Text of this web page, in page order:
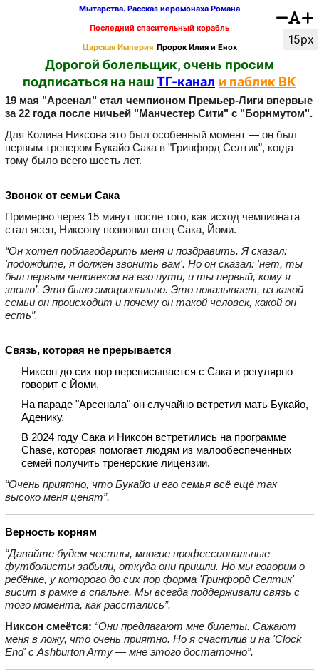
15px
Мытарства. Рассказ иеромонаха Романа
Последний спасительный корабль
Царская Империя Пророк Илия и Енох
Дорогой болельщик, очень просим
подписаться на нашТГ-канал и паблик ВК
19 мая "Арсенал" стал чемпионом Премьер‑Лиги впервые
за 22 года после ничьей "Манчестер Сити" с "Борнмутом".
Для Колина Никсона это был особенный момент — он был
первым тренером Букайо Сака в "Гринфорд Селтик", когда
тому было всего шесть лет.
Звонок от семьи Сака
Примерно через 15 минут после того, как исход чемпионата
стал ясен, Никсону позвонил отец Сака, Йоми.
“Он хотел поблагодарить меня и поздравить. Я сказал:
'подождите, я должен звонить вам'. Но он сказал: 'нет, ты
был первым человеком на его пути, и ты первый, кому я
звоню’. Это было эмоционально. Это показывает, из какой
семьи он происходит и почему он такой человек, какой он
есть”.
Связь, которая не прерывается
Никсон до сих пор переписывается с Сака и регулярно
говорит с Йоми.
На параде "Арсенала" он случайно встретил мать Букайо,
Аденику.
В 2024 году Сака и Никсон встретились на программе
Chase, которая помогает людям из малообеспеченных
семей получить тренерские лицензии.
“Очень приятно, что Букайо и его семья всё ещё так
высоко меня ценят”.
Верность корням
“Давайте будем честны, многие профессиональные
футболисты забыли, откуда они пришли. Но мы говорим о
ребёнке, у которого до сих пор форма 'Гринфорд Селтик'
висит в рамке в спальне. Мы всегда поддерживали связь с
того момента, как расстались”.
Никсон смеётся: “Они предлагают мне билеты. Сажают
меня в ложу, что очень приятно. Но я счастлив и на 'Clock
End' с Ashburton Army — мне этого достаточно”.